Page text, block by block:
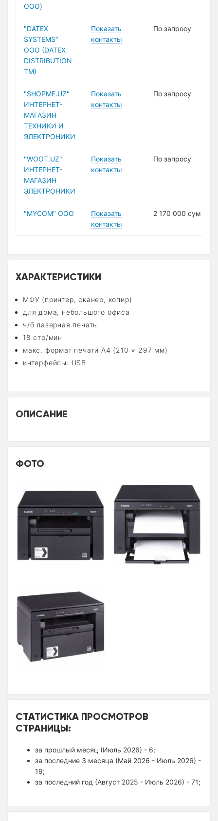
ООО)
"DATEX
SYSTEMS"
ООО (DATEX
DISTRIBUTION
ТМ)
Показать
контакты
По запросу
"SHOPME.UZ"
ИНТЕРНЕТ-
МАГАЗИН
ТЕХНИКИ И
ЭЛЕКТРОНИКИ
Показать
контакты
По запросу
"WOOT.UZ"
ИНТЕРНЕТ-
МАГАЗИН
ЭЛЕКТРОНИКИ
Показать
контакты
По запросу
"MYCOM" ООО
Показать
контакты
2 170 000 сум
ХАРАКТЕРИСТИКИ
МФУ (принтер, сканер, копир)
для дома, небольшого офиса
ч/б лазерная печать
18 стр/мин
макс. формат печати A4 (210 × 297 мм)
интерфейсы: USB
ОПИСАНИЕ
ФОТО
СТАТИСТИКА ПРОСМОТРОВ
СТРАНИЦЫ:
за прошлый месяц (Июль 2026) - 6;
за последние 3 месяца (Май 2026 - Июль 2026) -
19;
за последний год (Август 2025 - Июль 2026) - 71;